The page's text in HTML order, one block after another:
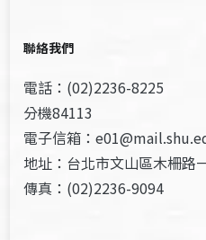
聯絡我們
電話：(02)2236-8225
分機84113
電子信箱：
地址：台北市文山區木柵路
傳真：(02)2236-9094